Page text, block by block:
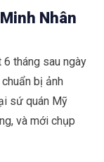
Nhân
tháng sau ngày
bị ảnh
sứ quán Mỹ
và mới chụp